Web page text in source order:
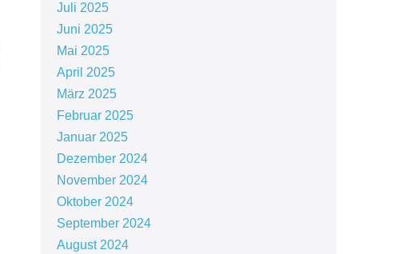
Juli 2025
Juni 2025
Mai 2025
April 2025
März 2025
Februar 2025
Januar 2025
Dezember 2024
November 2024
Oktober 2024
September 2024
August 2024